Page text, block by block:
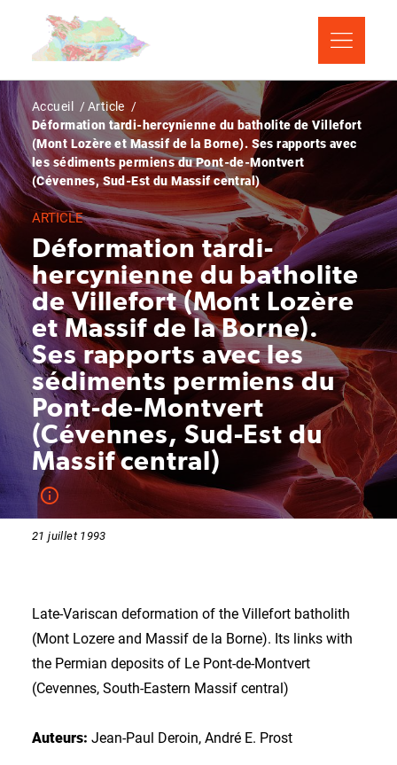
contenu
Fil
d'Ariane
Accueil
Article
Déformation tardi-hercynienne du batholite de Villefort
(Mont Lozère et Massif de la Borne). Ses rapports avec
les sédiments permiens du Pont-de-Montvert
(Cévennes, Sud-Est du Massif central)
ARTICLE
Déformation tardi-
hercynienne du batholite
de Villefort (Mont Lozère
et Massif de la Borne).
Ses rapports avec les
sédiments permiens du
Pont-de-Montvert
(Cévennes, Sud-Est du
Massif central)
21 juillet 1993
Late-Variscan deformation of the Villefort batholith
(Mont Lozere and Massif de la Borne). Its links with
the Permian deposits of Le Pont-de-Montvert
(Cevennes, South-Eastern Massif central)
Auteurs: Jean-Paul Deroin, André E. Prost